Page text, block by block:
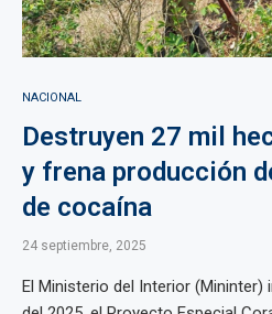
NACIONAL
Destruyen 27 mil
y frena producción
de cocaína
24 septiembre, 2025
El Ministerio del Interior (Mininter)